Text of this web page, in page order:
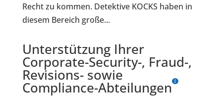
Recht zu kommen. Detektive KOCKS haben in
diesem Bereich große...
Unterstützung Ihrer
Corporate-Security-, Fraud-,
Revisions- sowie
Compliance-Abteilungen